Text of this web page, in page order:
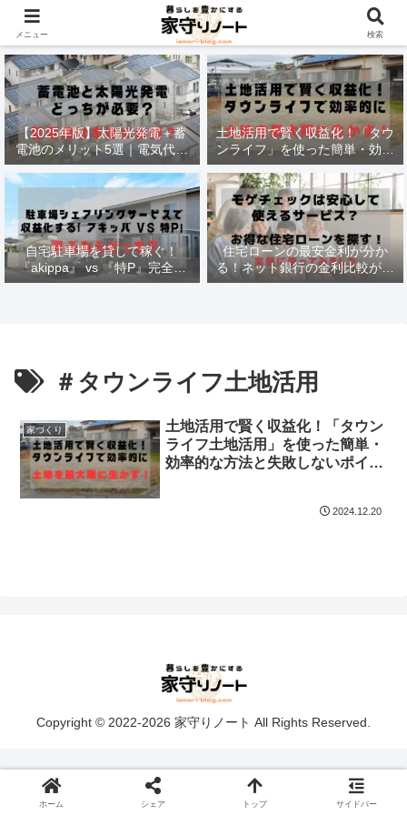
材木価格と流通状況！
【2025年版】太陽光発電＋蓄
電池のメリット5選｜電気代削
減・停電対策も徹底解説
土地活用で賢く収益化！「タウ
ンライフ」を使った簡単・効率
的な方法
自宅駐車場を貸して稼ぐ！
『akippa』 vs 『特P』完全比
較で最適な選択法
住宅ローンの最安金利が分か
る！ネット銀行の金利比較がで
きる
＃タウンライフ土地活用
家づくり
土地活用で賢く収益化！「タウン
ライフ土地活用」を使った簡単・
効率的な方法と失敗しないポイン
2024.12.20
Copyright © 2022-2026 家守りノート All Rights Reserved.
メニュー 検索
ホーム シェア トップ サイドバー